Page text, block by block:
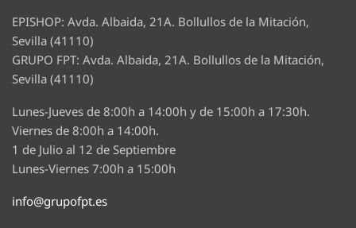
EPISHOP: Avda. Albaida, 21A. Bollullos de la Mitación,
Sevilla (41110)
GRUPO FPT: Avda. Albaida, 21A. Bollullos de la Mitación,
Sevilla (41110)
Lunes-Jueves de 8:00h a 14:00h y de 15:00h a 17:30h.
Viernes de 8:00h a 14:00h.
1 de Julio al 12 de Septiembre
Lunes-Viernes 7:00h a 15:00h
info@grupofpt.es